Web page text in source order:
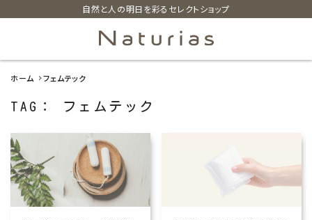
自然と人の明日を彩るセレクトショップ
ホーム
新着商品
カテゴリーから探す
ホーム フェムテック
TAG： フェムテック